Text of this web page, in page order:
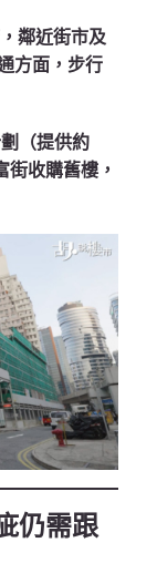
鄰近街市及
方面，步行
（提供約
收購舊樓，
仍需跟